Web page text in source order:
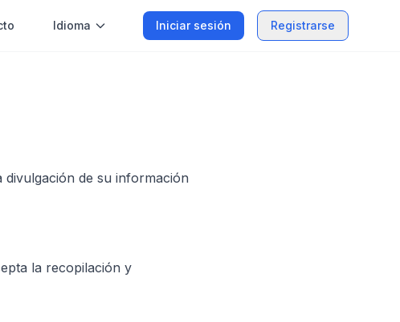
Idioma Iniciar sesión Registrarse
de su información
la recopilación y